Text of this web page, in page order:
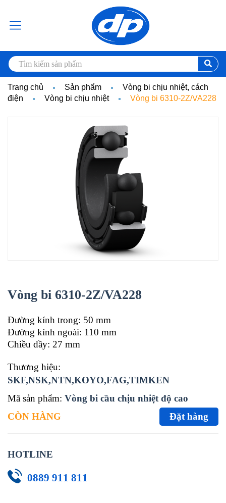
Trang chủ Sản phẩm
Vòng bi chịu nhiệt, cách
điện
Vòng bi chịu nhiệt Vòng bi 6310-2Z/VA228
Vòng bi 6310-2Z/VA228
Đường kính trong: 50 mm
Đường kính ngoài: 110 mm
Chiều dầy: 27 mm
Thương hiệu:
SKF,NSK,NTN,KOYO,FAG,TIMKEN
Mã sản phẩm: Vòng bi cầu chịu nhiệt độ cao
CÒN HÀNG
Đặt hàng
HOTLINE
0889 911 811